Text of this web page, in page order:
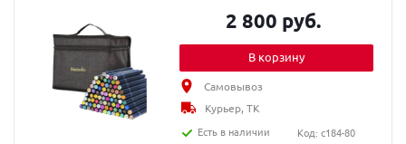
2 800 руб.
В корзину
Самовывоз
Курьер, ТК
Есть в наличии
Код: c184-80